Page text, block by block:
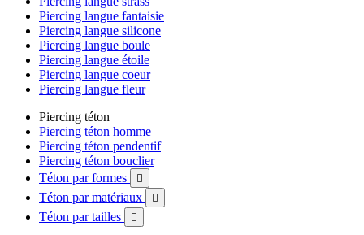
Piercing langue fantaisie
Piercing langue silicone
Piercing langue boule
Piercing langue étoile
Piercing langue coeur
Piercing langue fleur
Piercing téton
Piercing téton homme
Piercing téton pendentif
Piercing téton bouclier
Téton par formes

Téton par matériaux 
Téton par tailles 